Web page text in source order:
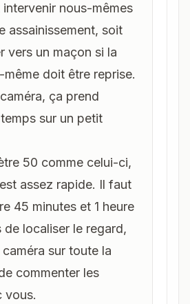
nous-mêmes
assainissement, soit
vers un maçon si la
doit être reprise.
ça prend
sur un petit
50 comme celui-ci,
assez rapide. Il faut
45 minutes et 1 heure
de localiser le regard,
sur toute la
commenter les
vous.